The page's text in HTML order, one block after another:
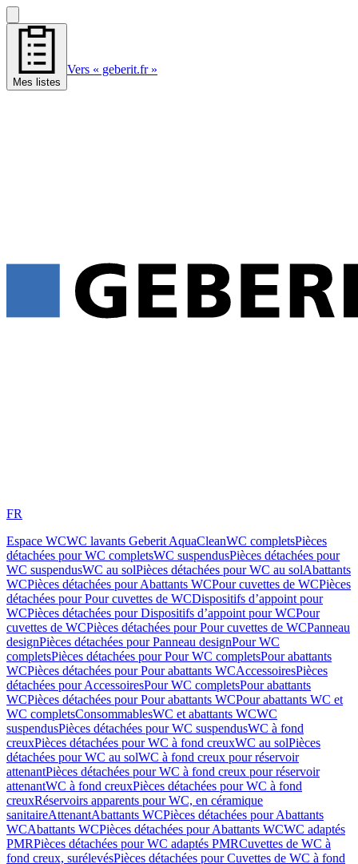
Mes listes
Vers « geberit.fr »
FR
Espace WCWC lavants Geberit AquaCleanWC completsPièces
détachées pour WC completsWC suspendusPièces détachées pour
WC suspendusWC au solPièces détachées pour WC au solAbattants
WCPièces détachées pour Abattants WCPour cuvettes de WCPièces
détachées pour Pour cuvettes de WCDispositifs d’appoint pour
WCPièces détachées pour Dispositifs d’appoint pour WCPour
cuvettes de WCPièces détachées pour Pour cuvettes de WCPanneau
designPièces détachées pour Panneau designPour WC
completsPièces détachées pour Pour WC completsPour abattants
WCPièces détachées pour Pour abattants WCAccessoiresPièces
détachées pour AccessoiresPour WC completsPour abattants
WCPièces détachées pour Pour abattants WCPour abattants WC et
WC completsConsommablesWC et abattants WCWC
suspendusPièces détachées pour WC suspendusWC à fond
creuxPièces détachées pour WC à fond creuxWC au solPièces
détachées pour WC au solWC à fond creux pour réservoir
attenantPièces détachées pour WC à fond creux pour réservoir
attenantWC à fond creuxPièces détachées pour WC à fond
creuxRéservoirs apparents pour WC, en céramique
sanitaireAttenantAbattants WCPièces détachées pour Abattants
WCAbattants WCPièces détachées pour Abattants WCWC adaptés
PMRPièces détachées pour WC adaptés PMRCuvettes de WC à
fond creux, surélevésPièces détachées pour Cuvettes de WC à fond